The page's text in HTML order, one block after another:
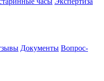
Документы Вопрос-